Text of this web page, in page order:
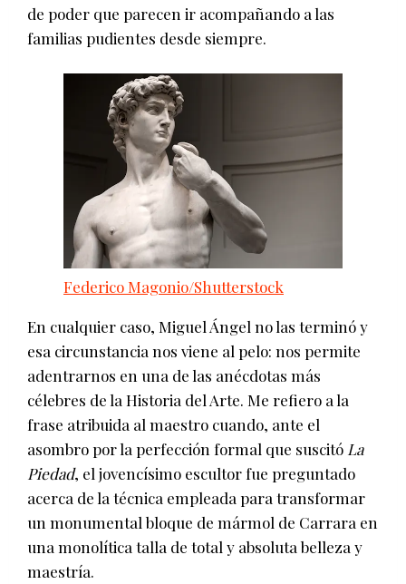
de poder que parecen ir acompañando a las
familias pudientes desde siempre.
Federico Magonio/Shutterstock
En cualquier caso, Miguel Ángel no las terminó y
esa circunstancia nos viene al pelo: nos permite
adentrarnos en una de las anécdotas más
célebres de la Historia del Arte. Me refiero a la
frase atribuida al maestro cuando, ante el
asombro por la perfección formal que suscitó La
Piedad, el jovencísimo escultor fue preguntado
acerca de la técnica empleada para transformar
un monumental bloque de mármol de Carrara en
una monolítica talla de total y absoluta belleza y
maestría.